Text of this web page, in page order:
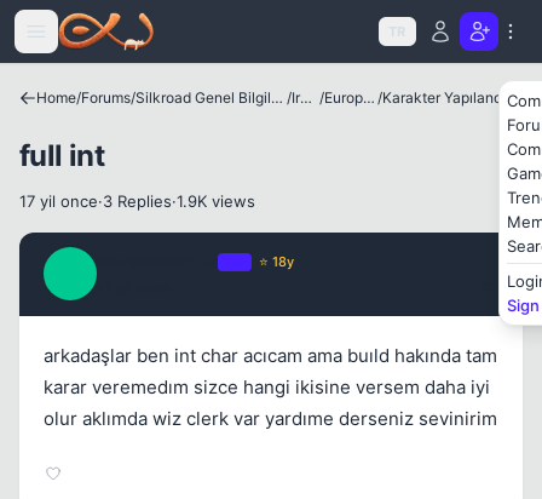
Icerige atla
TR
Home/Forums/ Silkroad Genel Bilgiler ve Update Bilgileri / Irklar / European / Karakter Yapılandırmaları
full int
17 yil once·3 Replies·1.9K views
⭐ 18y
arkadaşlar ben int char acıcam ama buıld hakında tam
karar veremedım sizce hangi ikisine versem daha iyi
olur aklımda wiz clerk var yardıme derseniz sevinirim
Kapat